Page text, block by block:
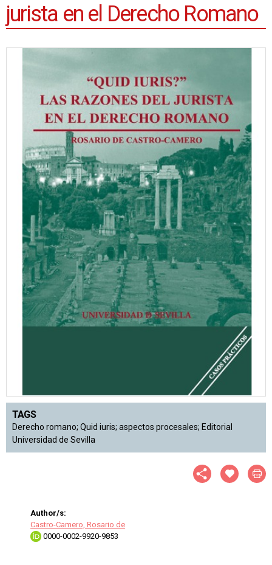
jurista en el Derecho Romano
TAGS
Derecho romano; Quid iuris; aspectos procesales; Editorial
Universidad de Sevilla
Author/s:
Castro-Camero, Rosario de
0000-0002-9920-9853